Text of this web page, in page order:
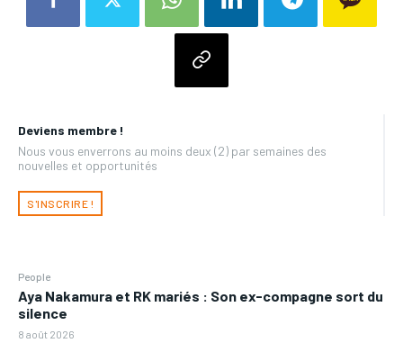
Deviens membre !
Nous vous enverrons au moins deux (2) par semaines des
nouvelles et opportunités
S'INSCRIRE !
People
Aya Nakamura et RK mariés : Son ex-compagne sort du
silence
8 août 2026